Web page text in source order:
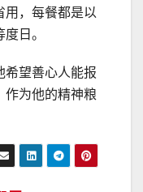
用，每餐都是以
日。
希望善心人能报
作为他的精神粮